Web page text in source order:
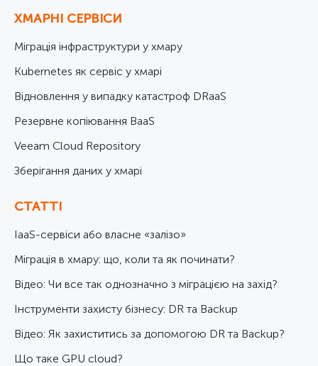
ХМАРНІ СЕРВІСИ
Міграція інфраструктури у хмару
Kubernetes як сервіс у хмарі
Відновлення у випадку катастроф DRaaS
Резервне копіювання BaaS
Veeam Cloud Repository
Зберігання даних у хмарі
СТАТТІ
IaaS-сервіси або власне «залізо»
Міграція в хмару: що, коли та як починати?
Відео: Чи все так однозначно з міграцією на захід?
Інструменти захисту бізнесу: DR та Backup
Відео: Як захиститись за допомогою DR та Backup?
Що таке GPU cloud?